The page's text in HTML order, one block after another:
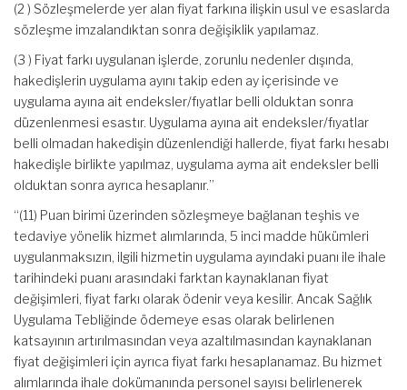
(2 ) Sözleşmelerde yer alan fiyat farkına ilişkin usul ve esaslarda
sözleşme imzalandıktan sonra değişiklik yapılamaz.
(3 ) Fiyat farkı uygulanan işlerde, zorunlu nedenler dışında,
hakedişlerin uygulama ayını takip eden ay içerisinde ve
uygulama ayına ait endeksler/fıyatlar belli olduktan sonra
düzenlenmesi esastır. Uygulama ayına ait endeksler/fıyatlar
belli olmadan hakedişin düzenlendiği hallerde, fiyat farkı hesabı
hakedişle birlikte yapılmaz, uygulama ayma ait endeksler belli
olduktan sonra ayrıca hesaplanır.”
“(11) Puan birimi üzerinden sözleşmeye bağlanan teşhis ve
tedaviye yönelik hizmet alımlarında, 5 inci madde hükümleri
uygulanmaksızın, ilgili hizmetin uygulama ayındaki puanı ile ihale
tarihindeki puanı arasındaki farktan kaynaklanan fiyat
değişimleri, fiyat farkı olarak ödenir veya kesilir. Ancak Sağlık
Uygulama Tebliğinde ödemeye esas olarak belirlenen
katsayının artırılmasından veya azaltılmasından kaynaklanan
fiyat değişimleri için ayrıca fiyat farkı hesaplanamaz. Bu hizmet
alımlarında ihale dokümanında personel sayısı belirlenerek